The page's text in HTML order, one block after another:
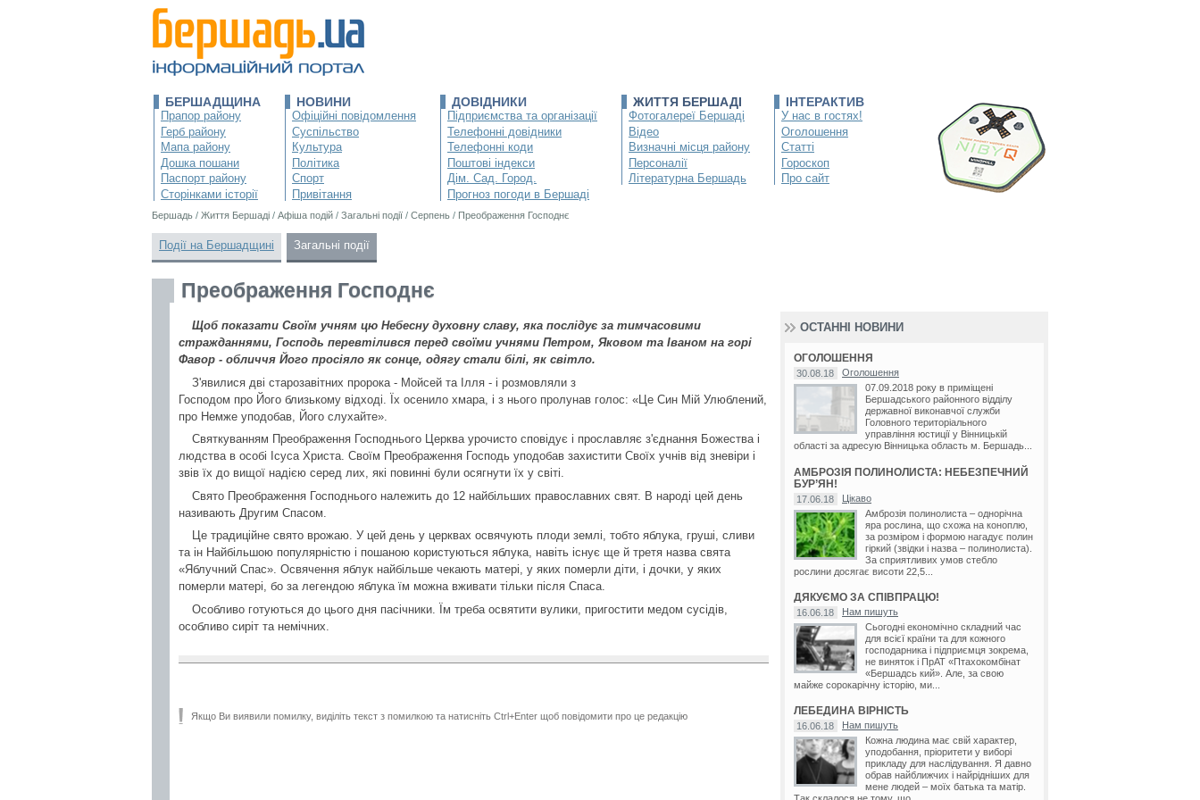
БЕРШАДЩИНА
Прапор району
Герб району
Мапа району
Дошка пошани
Паспорт району
Сторінками історії
НОВИНИ
Офіційні повідомлення
Суспільство
Культура
Політика
Спорт
Привітання
ДОВІДНИКИ
Підприємства та організації
Телефонні довідники
Телефонні коди
Поштові індекси
Дім. Сад. Город.
Прогноз погоди в Бершаді
ЖИТТЯ БЕРШАДІ
Фотогалереї Бершаді
Відео
Визначні місця району
Персоналії
Літературна Бершадь
ІНТЕРАКТИВ
У нас в гостях!
Оголошення
Статті
Гороскоп
Про сайт
Бершадь / Життя Бершаді / Афіша подій / Загальні події / Серпень / Преображення Господнє
Події на Бершадщині Загальні події
Преображення Господнє
Щоб показати Своїм учням цю Небесну духовну славу, яка послідує за тимчасовими
стражданнями, Господь перевтілився перед своїми учнями Петром, Яковом та Іваном на горі
Фавор - обличчя Його просіяло як сонце, одягу стали білі, як світло.
З'явилися дві старозавітних пророка - Мойсей та Ілля - і розмовляли з
Господом про Його близькому відході. Їх осенило хмара, і з нього пролунав голос: «Це Син Мій Улюблений,
про Немже уподобав, Його слухайте».
Святкуванням Преображення Господнього Церква урочисто сповідує і прославляє з'єднання Божества і
людства в особі Ісуса Христа. Своїм Преображення Господь уподобав захистити Своїх учнів від зневіри і
звів їх до вищої надією серед лих, які повинні були осягнути їх у світі.
Свято Преображення Господнього належить до 12 найбільших православних свят. В народі цей день
називають Другим Спасом.
Це традиційне свято врожаю. У цей день у церквах освячують плоди землі, тобто яблука, груші, сливи
та ін Найбільшою популярністю і пошаною користуються яблука, навіть існує ще й третя назва свята
«Яблучний Спас». Освячення яблук найбільше чекають матері, у яких померли діти, і дочки, у яких
померли матері, бо за легендою яблука їм можна вживати тільки після Спаса.
Особливо готуються до цього дня пасічники. Їм треба освятити вулики, пригостити медом сусідів,
особливо сиріт та немічних.
Якщо Ви виявили помилку, виділіть текст з помилкою та натисніть Ctrl+Enter щоб повідомити про це редакцію
ОСТАННІ НОВИНИ
ОГОЛОШЕННЯ
30.08.18
Оголошення
07.09.2018 року в приміщені
Бершадського районного відділу
державної виконавчої служби
Головного територіального
управління юстиції у Вінницькій
області за адресую Вінницька область м. Бершадь...
АМБРОЗІЯ ПОЛИНОЛИСТА: НЕБЕЗПЕЧНИЙ
БУР’ЯН!
17.06.18
Цікаво
Амброзія полинолиста – однорічна
яра рослина, що схожа на коноплю,
за розміром і формою нагадує полин
гіркий (звідки і назва – полинолиста).
За сприятливих умов стебло
рослини досягає висоти 22,5...
ДЯКУЄМО ЗА СПІВПРАЦЮ!
16.06.18
Нам пишуть
Сьогодні економічно складний час
для всієї країни та для кожного
господарника і підприємця зокрема,
не виняток і ПрАТ «Птахокомбінат
«Бершадсь кий». Але, за свою
майже сорокарічну історію, ми...
ЛЕБЕДИНА ВІРНІСТЬ
16.06.18
Нам пишуть
Кожна людина має свій характер,
уподобання, пріоритети у виборі
прикладу для наслідування. Я давно
обрав найближчих і найрідніших для
мене людей – моїх батька та матір.